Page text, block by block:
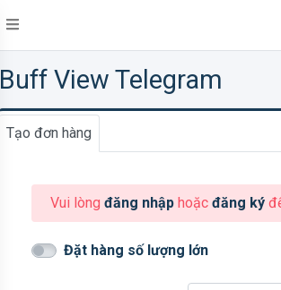
Buff View Telegram
Tạo đơn hàng
Vui lòng đăng nhậphoặc đăng ký
Đặt hàng số lượng lớn